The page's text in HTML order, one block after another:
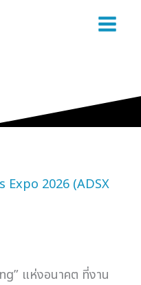
2026 (ADSX
แห่งอนาคต ที่งาน